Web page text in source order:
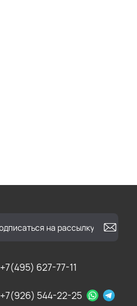
+7(495) 627-77-11
+7(926) 544-22-25